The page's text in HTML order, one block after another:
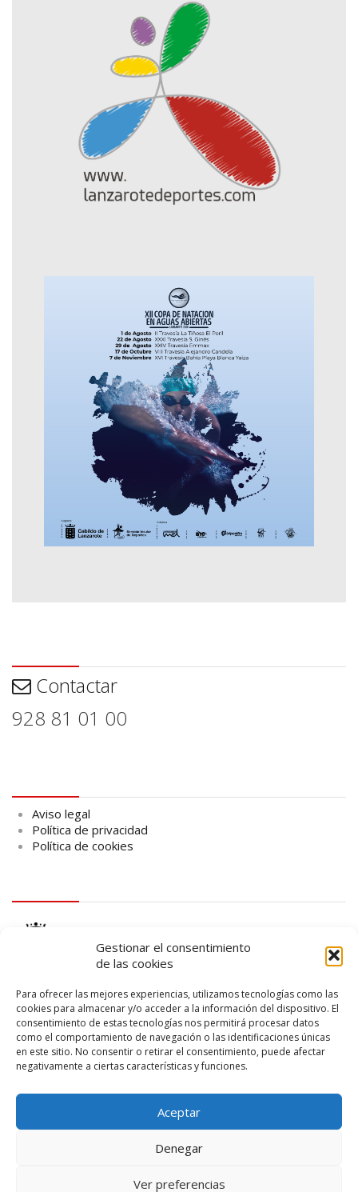
Gestionar el consentimiento
de las cookies
Para ofrecer las mejores experiencias, utilizamos tecnologías como las
cookies para almacenar y/o acceder a la información del dispositivo. El
consentimiento de estas tecnologías nos permitirá procesar datos
como el comportamiento de navegación o las identificaciones únicas
en este sitio. No consentir o retirar el consentimiento, puede afectar
negativamente a ciertas características y funciones.
Aceptar
Denegar
Ver preferencias
Contactar
928 81 01 00
Aviso legal
Política de privacidad
Política de cookies
logo SID